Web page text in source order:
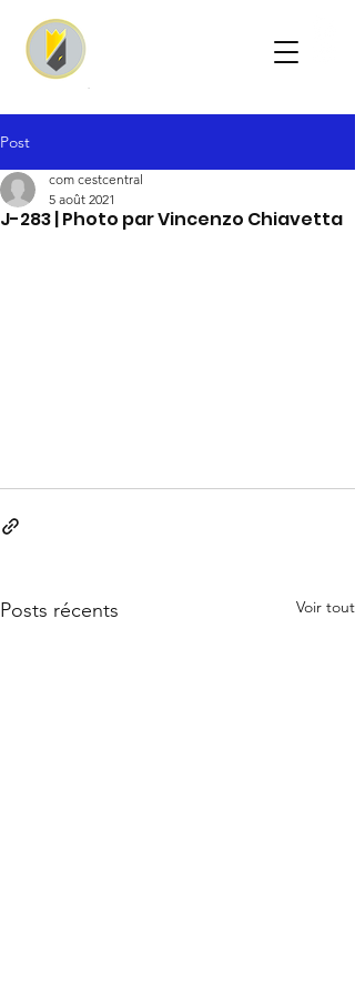
Post
J-283 | Photo par Vincenzo Chiavetta
com cestcentral
5 août 2021
Posts récents Voir tout